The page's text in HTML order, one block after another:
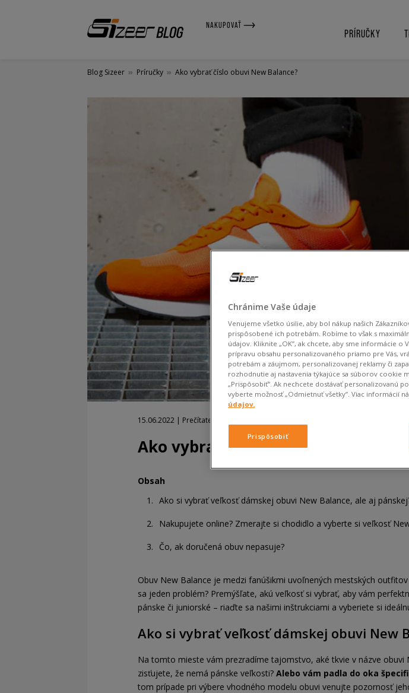
NAKUPOVAŤ
PRÍRUČKY
Blog Sizeer » Príručky » Ako vybrať číslo obuvi New Balance?
15.06.2022 | Prečítate v priebehu 3 min
Ako vybrať číslo obuvi New
Obsah
Ako si vybrať veľkosť dámskej obuvi New Balance, ale aj
Nakupujete online? Zmerajte si chodidlo a vyberte si veľkosť
Čo, ak doručená obuv nepasuje?
Obuv New Balance je medzi fanúšikmi uvoľnených mestských
sa jeden problém? Premýšľate, akú veľkosť si vybrať, aby vám
pánske či juniorské – riaďte sa našimi inštrukciami a vyberiete si
Ako si vybrať veľkosť dámskej obuvi New
Na tomto mieste vám prezradíme tajomstvo, aké tkvie v názve
zisťujete, že nemá pánske veľkosti? Alebo vám padla do oka
tom prípade pri výbere vhodného modelu obuvi venujte pozornosť
Chránime Vaše údaje
Venujeme všetko úsilie, aby bol nákup našich
prispôsobené ich potrebám. Robíme to však s
údajov. Kliknite „OK”, ak chcete, aby sme informácie o
prípravu obsahu personalizovaného priamo pre Vás,
potrebám a záujmom, personalizovanej reklamy či
rozhodnutie aj nastavenia týkajúce sa súborov cookie
„Prispôsobiť”. Ak nechcete dostávať personalizovanú
vyberte možnosť „Odmietnuť všetky”. Viac informácií
údajov.
Prispôsobiť